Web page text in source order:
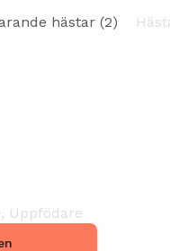
hästar (2)
Uppfödare